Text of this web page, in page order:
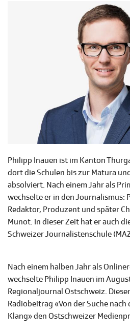
Philipp Inauen ist im Kanton
dort die Schulen bis zur Matura
absolviert. Nach einem Jahr als
wechselte er in den Journalismus:
Redaktor, Produzent und später
Munot. In dieser Zeit hat er auch
Schweizer Journalistenschule
Nach einem halben Jahr als
wechselte Philipp Inauen im
Regionaljournal Ostschweiz.
Radiobeitrag «Von der Suche
Klang» den Ostschweizer